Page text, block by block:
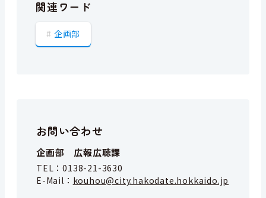
関連ワード
企画部
お問い合わせ
企画部 広報広聴課
TEL：0138-21-3630
E-Mail： kouhou@city.hakodate.hokkaido.jp